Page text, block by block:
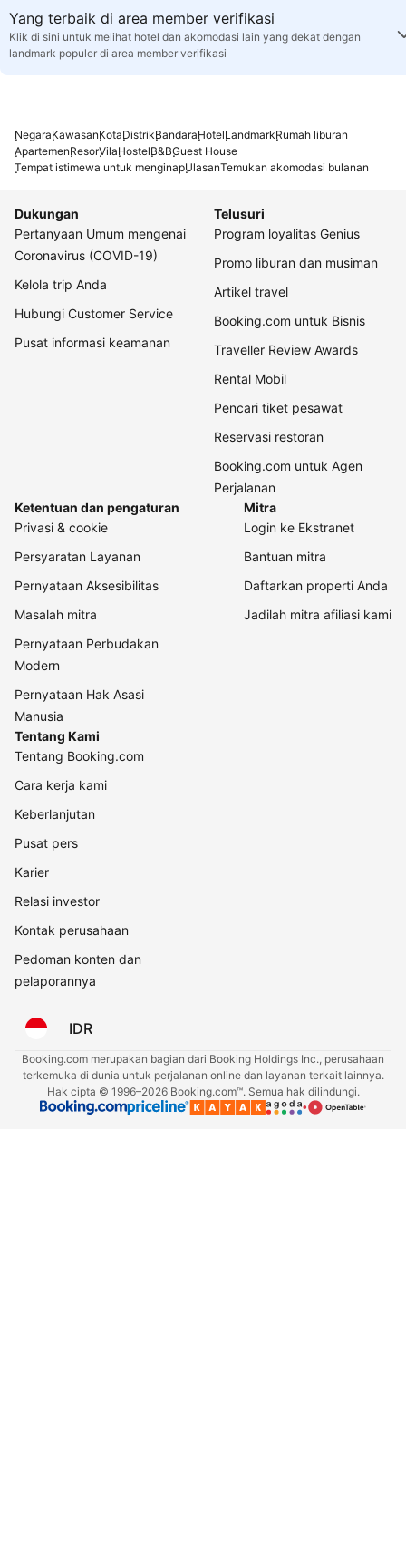
Yang terbaik di area member verifikasi
Klik di sini untuk melihat hotel dan akomodasi lain yang dekat dengan
landmark populer di area member verifikasi
NegaraKawasanKotaDistrikBandaraHotelLandmarkRumah liburan
ApartemenResorVilaHostelB&BGuest House
Tempat istimewa untuk menginapUlasanTemukan akomodasi bulanan
Dukungan
Pertanyaan Umum mengenai
Coronavirus (COVID-19)
Kelola trip Anda
Hubungi Customer Service
Pusat informasi keamanan
Telusuri
Program loyalitas Genius
Promo liburan dan musiman
Artikel travel
Booking.com untuk Bisnis
Traveller Review Awards
Rental Mobil
Pencari tiket pesawat
Reservasi restoran
Booking.com untuk Agen
Perjalanan
Ketentuan dan pengaturan
Privasi & cookie
Persyaratan Layanan
Pernyataan Aksesibilitas
Masalah mitra
Pernyataan Perbudakan
Modern
Pernyataan Hak Asasi
Manusia
Mitra
Login ke Ekstranet
Bantuan mitra
Daftarkan properti Anda
Jadilah mitra afiliasi kami
Tentang Kami
Tentang Booking.com
Cara kerja kami
Keberlanjutan
Pusat pers
Karier
Relasi investor
Kontak perusahaan
Pedoman konten dan
pelaporannya
IDR
Booking.com merupakan bagian dari Booking Holdings Inc., perusahaan
terkemuka di dunia untuk perjalanan online dan layanan terkait lainnya.
Hak cipta © 1996–2026 Booking.com™. Semua hak dilindungi.